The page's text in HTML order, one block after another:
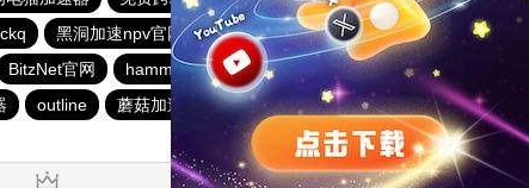
黑洞加速npv官网下载 1元机场
vp加速器官网
BitzNet官网 hammer加速器 lets快连
神灯vp加速器官网
outline 蘑菇加速器 极光vqn官网
快连加速器app